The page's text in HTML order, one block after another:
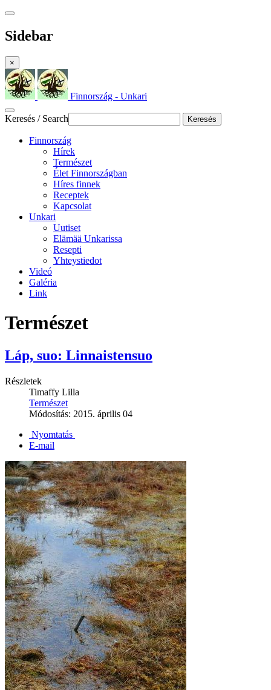
Sidebar
×
Finnország - Unkari
Keresés / Search Keresés
Finnország
Hírek
Természet
Élet Finnországban
Híres finnek
Receptek
Kapcsolat
Unkari
Uutiset
Elämää Unkarissa
Resepti
Yhteystiedot
Videó
Galéria
Link
Természet
Láp, suo: Linnaistensuo
Részletek
Timaffy Lilla
Természet
Módosítás: 2015. április 04
Nyomtatás
E-mail